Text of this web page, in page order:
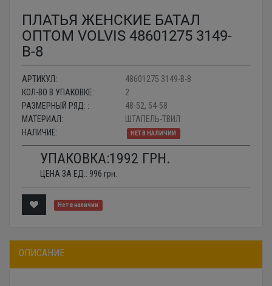
ПЛАТЬЯ ЖЕНСКИЕ БАТАЛ
ОПТОМ VOLVIS 48601275 3149-
В-8
АРТИКУЛ:
48601275 3149-В-8
КОЛ-ВО В УПАКОВКЕ:
2
РАЗМЕРНЫЙ РЯД: :
48-52, 54-58
МАТЕРИАЛ:
ШТАПЕЛЬ-ТВИЛ
НАЛИЧИЕ:
НЕТ В НАЛИЧИИ
УПАКОВКА:1992 ГРН.
ЦЕНА ЗА ЕД.: 996 грн.
Нет в наличии
ОПИСАНИЕ